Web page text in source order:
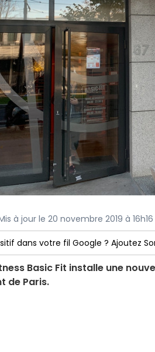
à jour le 20 novembre 2019 à 16h16
dans votre fil Google ? Ajoutez
Basic Fit installe une
de Paris.